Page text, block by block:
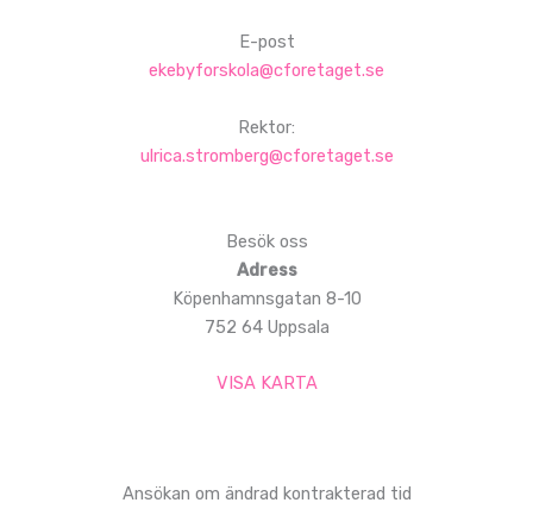
E-post
ekebyforskola@cforetaget.se
Rektor:
ulrica.stromberg@cforetaget.se
Besök oss
Adress
Köpenhamnsgatan 8-10
752 64 Uppsala
VISA KARTA
Ansökan om ändrad kontrakterad tid